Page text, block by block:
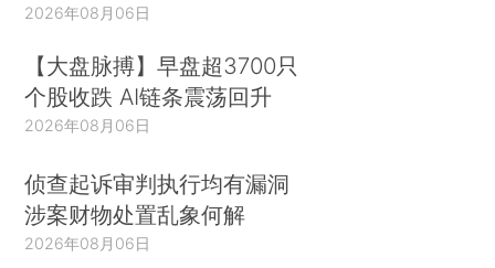
2026年08月06日
【大盘脉搏】早盘超3700只
个股收跌 AI链条震荡回升
2026年08月06日
侦查起诉审判执行均有漏洞
涉案财物处置乱象何解
2026年08月06日